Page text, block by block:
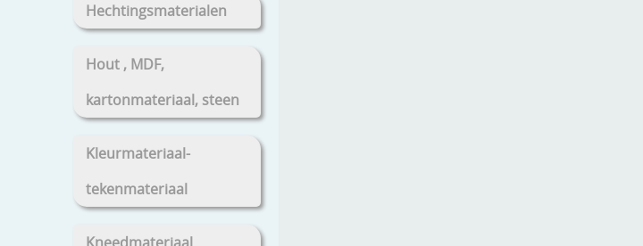
Hechtingsmaterialen
Hout , MDF,
kartonmateriaal, steen
Kleurmateriaal-
tekenmateriaal